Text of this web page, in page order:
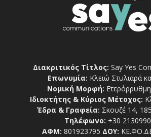
Διακριτικός Τίτλος: Say Yes
Επωνυμία: Κλειώ Στυλιαρά
Νομική Μορφή: Ετερόρρυθμη
Ιδιοκτήτης & Κύριος Μέτοχος:
Έδρα & Γραφεία: Σκουζέ 14,
Τηλέφωνο: +30
ΑΦΜ: 801923795 ΔΟΥ: